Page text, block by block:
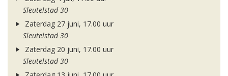
Sleutelstad 30
Zaterdag 27 juni, 17.00 uur
Sleutelstad 30
Zaterdag 20 juni, 17.00 uur
Sleutelstad 30